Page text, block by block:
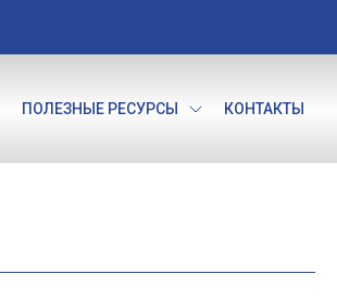
ПОЛЕЗНЫЕ РЕСУРСЫ КОНТАКТЫ